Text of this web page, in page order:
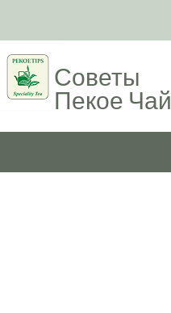
Советы
Пекое Чай